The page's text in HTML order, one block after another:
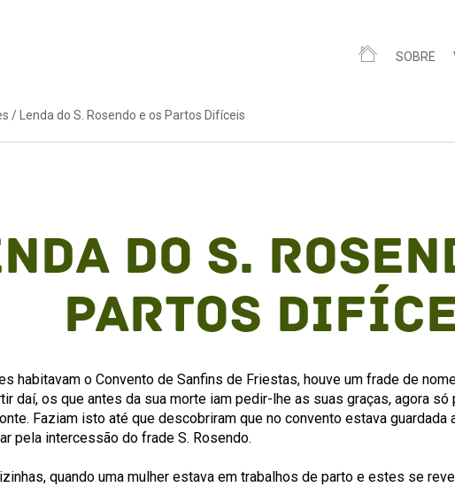
SOBRE
/ Lenda do S. Rosendo e os Partos Difíceis
do S.
Partos
habitavam o Convento de Sanfins de Friestas, houve um frade de
daí, os que antes da sua morte iam pedir-lhe as suas graças, agora
Faziam isto até que descobriram que no convento estava
pela intercessão do frade S. Rosendo.
quando uma mulher estava em trabalhos de parto e estes se